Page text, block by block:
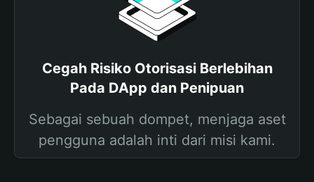
Cegah Risiko Otorisasi Berlebihan
Pada DApp dan Penipuan
Sebagai sebuah dompet, menjaga aset
pengguna adalah inti dari misi kami.